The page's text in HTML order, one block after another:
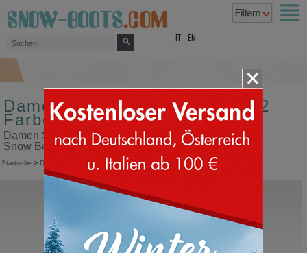
EN
Damen Schneestiefel Größe 22
Farbe rot
Damen Schneestiefel Größe 22 Farbe rot in unserem
Snow Boots Online Shop kaufen
Startseite > Damen Schneestiefel
Moon Boot®
Icon Nylon Boot